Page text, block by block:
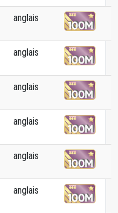
anglais
anglais
anglais
anglais
anglais
anglais